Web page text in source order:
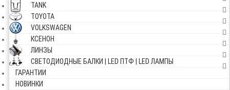
TANK
TOYOTA
VOLKSWAGEN
КСЕНОН
ЛИНЗЫ
СВЕТОДИОДНЫЕ БАЛКИ | LED ПТФ | LED ЛАМПЫ
ГАРАНТИИ
НОВИНКИ